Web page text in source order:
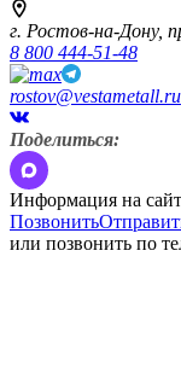
г. Ростов-на-Дону,
8 800 444-51-48
rostov@vestametall.ru
Поделиться:
Информация на
Позвонить
или позвонить по